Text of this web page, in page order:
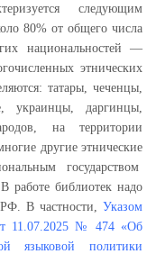
следующим
80% от общего числа
национальностей —
этнических
татары, чеченцы,
украинцы, даргинцы,
на территории
другие этнические
государством
библиотек надо
РФ. В частности, Указом
11.07.2025 № 474 «Об
языковой политики